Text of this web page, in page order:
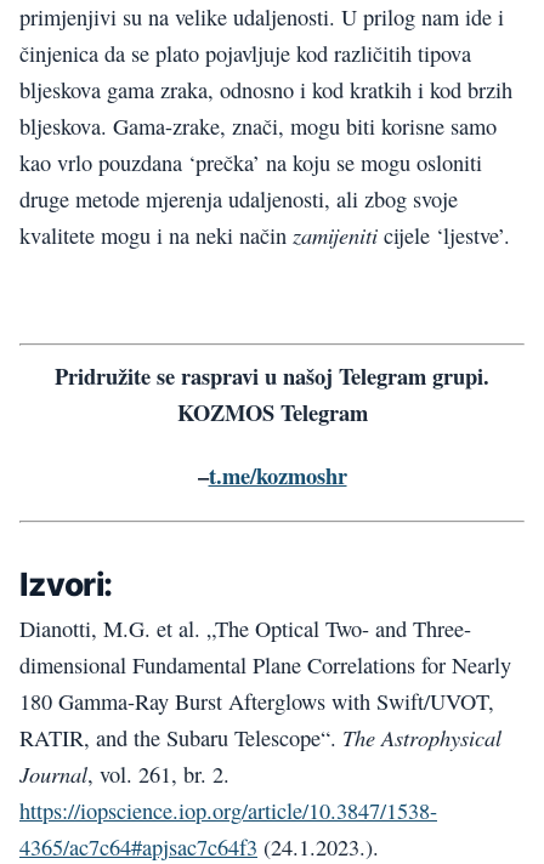
primjenjivi su na velike udaljenosti. U prilog nam ide i
činjenica da se plato pojavljuje kod različitih tipova
bljeskova gama zraka, odnosno i kod kratkih i kod brzih
bljeskova. Gama-zrake, znači, mogu biti korisne samo
kao vrlo pouzdana ‘prečka’ na koju se mogu osloniti
druge metode mjerenja udaljenosti, ali zbog svoje
kvalitete mogu i na neki način zamijeniti cijele ‘ljestve’.
Pridružite se raspravi u našoj Telegram grupi.
KOZMOS Telegram
–t.me/kozmoshr
Izvori:
Dianotti, M.G. et al. „The Optical Two- and Three-
dimensional Fundamental Plane Correlations for Nearly
180 Gamma-Ray Burst Afterglows with Swift/UVOT,
RATIR, and the Subaru Telescope“. The Astrophysical
Journal, vol. 261, br. 2.
https://iopscience.iop.org/article/10.3847/1538-
4365/ac7c64#apjsac7c64f3 (24.1.2023.).